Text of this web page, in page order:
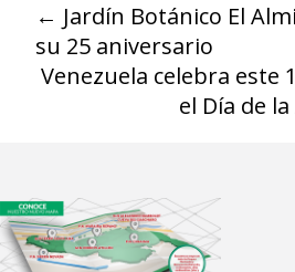
← Jardín Botánico El
su 25 aniversario
Venezuela celebra este
el Día de